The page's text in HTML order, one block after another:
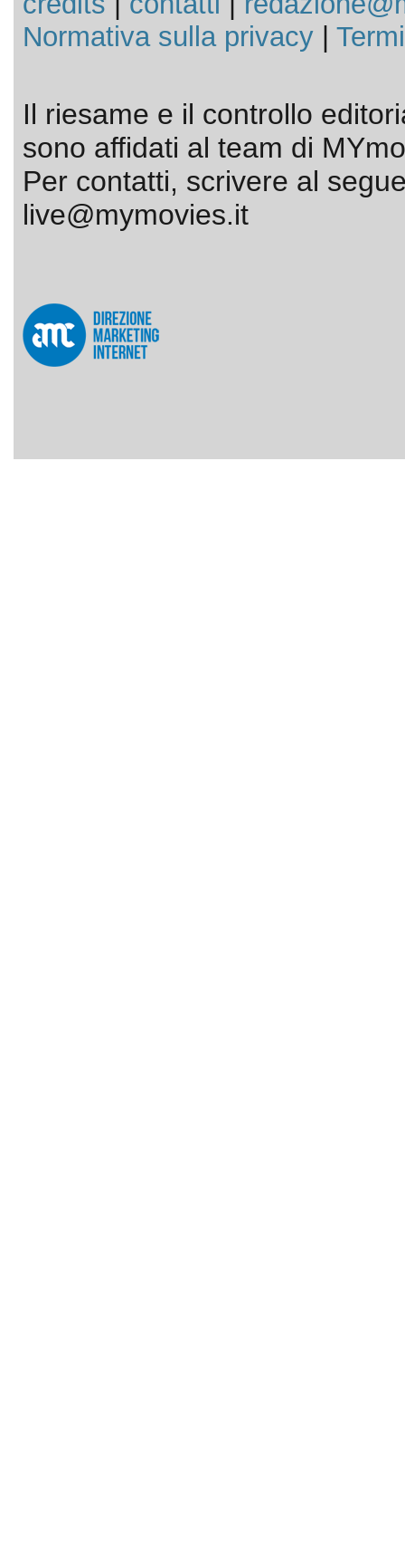
Normativa sulla privacy|
Il riesame e il controllo
sono affidati al team di
Per contatti, scrivere al
live@mymovies.it